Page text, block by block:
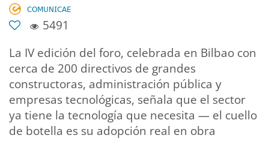
𝖢𝖮𝖬𝖴𝖭𝖨𝖢𝖠𝖤
5491
La IV edición del foro, celebrada en Bilbao con
cerca de 200 directivos de grandes
constructoras, administración pública y
empresas tecnológicas, señala que el sector
ya tiene la tecnología que necesita — el cuello
de botella es su adopción real en obra